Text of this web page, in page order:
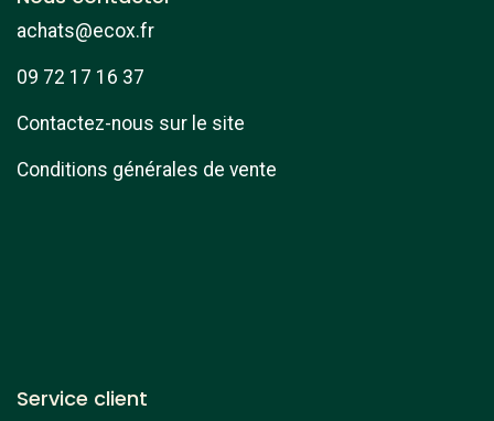
achats@ecox.fr
09 72 17 16 37
Contactez-nous sur le site
Conditions générales de vente
Service client